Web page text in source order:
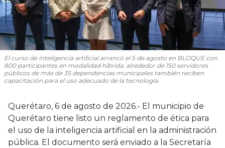
El curso de inteligencia artificial arrancó el 5 de agosto en BLOQUE con
800 participantes en modalidad híbrida; alrededor de 150 servidores
públicos de más de 35 dependencias municipales también reciben
capacitación para el uso adecuado de la tecnología.
Querétaro, 6 de agosto de 2026.- El municipio de
Querétaro tiene listo un reglamento de ética para
el uso de la inteligencia artificial en la administración
pública. El documento será enviado a la Secretaría